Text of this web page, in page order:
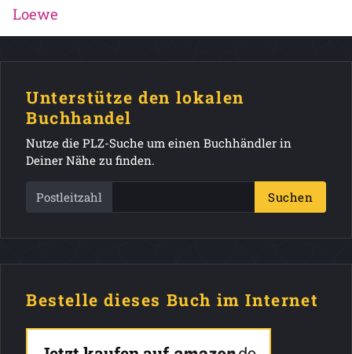
Loewe
Unterstütze den lokalen
Buchhandel
Nutze die PLZ-Suche um einen Buchhändler in
Deiner Nähe zu finden.
Postleitzahl Suchen
Bestelle dieses Buch im Internet